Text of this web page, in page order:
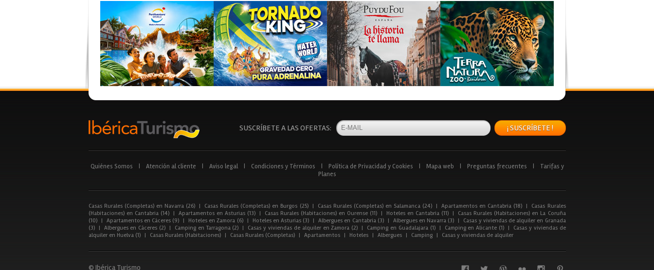
SUSCRÍBETE A LAS OFERTAS: ¡ SUSCRÍBETE !
Quiénes Somos Atención al cliente Aviso legal Condiciones y Términos Política de Privacidad y Cookies Mapa web Preguntas frecuentes
Tarifas y
Planes
Casas Rurales (Completas) en Navarra (26) | Casas Rurales (Completas) en Burgos (25) | Casas Rurales (Completas) en Salamanca (24) | Apartamentos en Cantabria (18) |
Casas Rurales
(Habitaciones) en Cantabria (14)
| Apartamentos en Asturias (13) | Casas Rurales (Habitaciones) en Ourense (11) | Hoteles en Cantabria (11) |
Casas Rurales (Habitaciones) en La Coruña
(10)
| Apartamentos en Cáceres (9) | Hoteles en Zamora (6) | Hoteles en Asturias (3) | Albergues en Cantabria (3) | Albergues en Navarra (3) |
Casas y viviendas de alquiler en Granada
(3)
| Albergues en Cáceres (2) | Camping en Tarragona (2) | Casas y viviendas de alquiler en Zamora (2) | Camping en Guadalajara (1) | Camping en Alicante (1) |
Casas y viviendas de
alquiler en Huelva (1)
| Casas Rurales (Habitaciones) | Casas Rurales (Completas) | Apartamentos | Hoteles | Albergues | Camping | Casas y viviendas de alquiler
© Ibérica Turismo